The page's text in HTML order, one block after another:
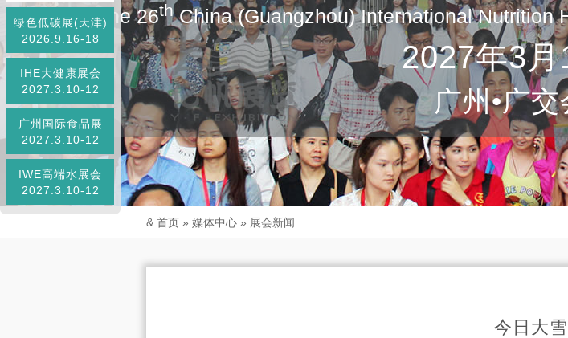
The 26thChina (Guangzhou) International Nutrition
2027年3
广州•广
绿色低碳展(天津)
2026.9.16-18
IHE大健康展会
2027.3.10-12
广州国际食品展
2027.3.10-12
IWE高端水展会
2027.3.10-12
& 首页 » 媒体中心 » 展会新闻
今日大雪